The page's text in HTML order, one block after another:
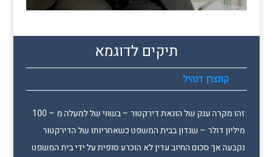
תיקים לדוגמא
קונצרן דנהיל
זהו מקרה ענק של הונאת דירקטור – בשווי של למעלה מ – 100
מיליון דולר – שנדון בבית המשפט כשאחריותו של הדירקטור
נקבעה אך סכום החיוב עדין לא הוכרע סופית על ידי בית המשפט